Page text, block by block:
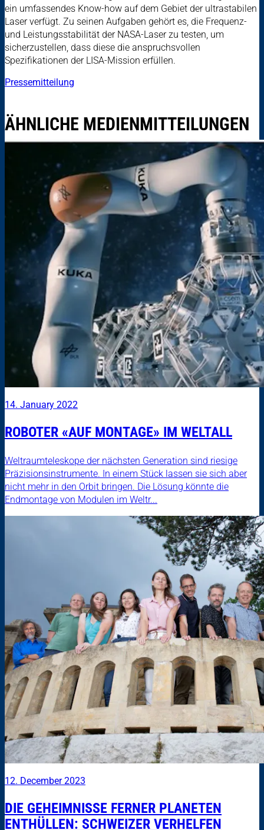
ein umfassendes Know-how auf dem Gebiet der ultrastabilen
Laser verfügt. Zu seinen Aufgaben gehört es, die Frequenz-
und Leistungsstabilität der NASA-Laser zu testen, um
sicherzustellen, dass diese die anspruchsvollen
Spezifikationen der LISA-Mission erfüllen.
Pressemitteilung
ÄHNLICHE MEDIENMITTEILUNGEN
14. January 2022
ROBOTER «AUF MONTAGE» IM WELTALL
Weltraumteleskope der nächsten Generation sind riesige
Präzisionsinstrumente. In einem Stück lassen sie sich aber
nicht mehr in den Orbit bringen. Die Lösung könnte die
Endmontage von Modulen im Weltr...
12. December 2023
DIE GEHEIMNISSE FERNER PLANETEN
ENTHÜLLEN: SCHWEIZER VERHELFEN